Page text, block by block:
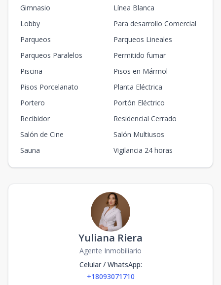
Gimnasio
Línea Blanca
Lobby
Para desarrollo Comercial
Parqueos
Parqueos Lineales
Parqueos Paralelos
Permitido fumar
Piscina
Pisos en Mármol
Pisos Porcelanato
Planta Eléctrica
Portero
Portón Eléctrico
Recibidor
Residencial Cerrado
Salón de Cine
Salón Multiusos
Sauna
Vigilancia 24 horas
Yuliana Riera
Agente Inmobiliario
Celular / WhatsApp:
+18093071710